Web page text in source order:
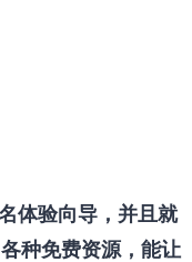
体验向导，并且就
种免费资源，能让